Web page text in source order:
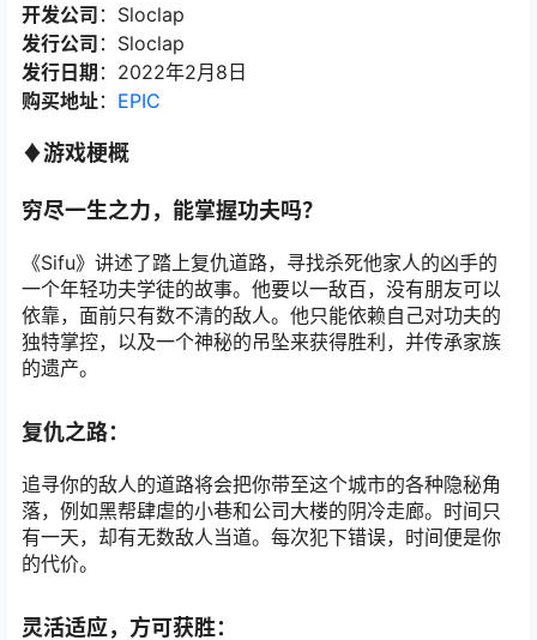
开发公司 ：Sloclap
发行公司 ：Sloclap
发行日期 ：2022年2月8日
购买地址： EPIC
♦游戏梗概
穷尽一生之力，能掌握功夫吗？
《Sifu》讲述了踏上复仇道路，寻找杀死他家人的凶手的
一个年轻功夫学徒的故事。他要以一敌百，没有朋友可以
依靠，面前只有数不清的敌人。他只能依赖自己对功夫的
独特掌控，以及一个神秘的吊坠来获得胜利，并传承家族
的遗产。
复仇之路：
追寻你的敌人的道路将会把你带至这个城市的各种隐秘角
落，例如黑帮肆虐的小巷和公司大楼的阴冷走廊。时间只
有一天，却有无数敌人当道。每次犯下错误，时间便是你
的代价。
灵活适应，方可获胜：